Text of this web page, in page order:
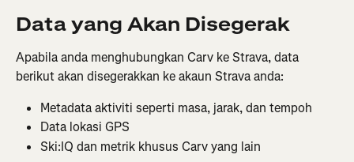
Data yang Akan Disegerak
Apabila anda menghubungkan Carv ke Strava, data
berikut akan disegerakkan ke akaun Strava anda:
Metadata aktiviti seperti masa, jarak, dan tempoh
Data lokasi GPS
Ski:IQ dan metrik khusus Carv yang lain